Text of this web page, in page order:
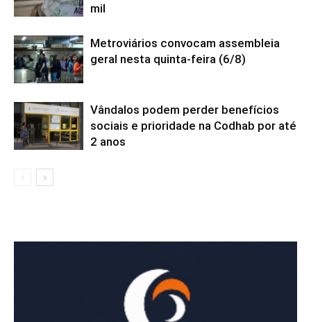
mil
Metroviários convocam assembleia
geral nesta quinta-feira (6/8)
Vândalos podem perder benefícios
sociais e prioridade na Codhab por até
2 anos